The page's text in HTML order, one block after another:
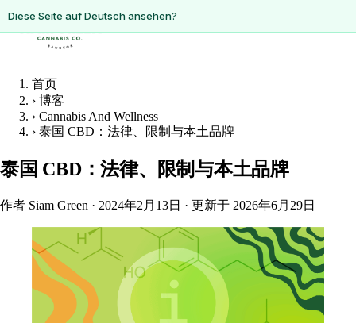
ดูหน้านี้เป็นภาษาไทย?
Diese Seite auf Deutsch ansehen?
首页
› 博客
› Cannabis And Wellness
› 泰国 CBD：法律、限制与本土品牌
泰国 CBD：法律、限制与本土品牌
作者 Siam Green · 2024年2月13日 · 更新于 2026年6月29日